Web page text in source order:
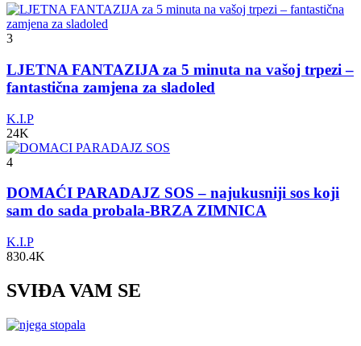
3
LJETNA FANTAZIJA za 5 minuta na vašoj trpezi –
fantastična zamjena za sladoled
K.I.P
24K
4
DOMAĆI PARADAJZ SOS – najukusniji sos koji
sam do sada probala-BRZA ZIMNICA
K.I.P
830.4K
SVIĐA VAM SE